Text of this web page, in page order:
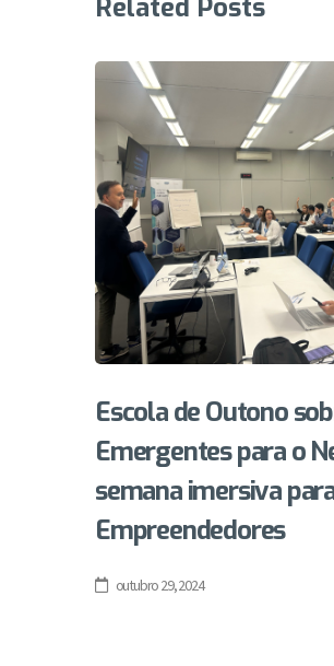
Related Posts
Escola de Outono
Emergentes para o
semana imersiva
Empreendedores
outubro 29, 2024